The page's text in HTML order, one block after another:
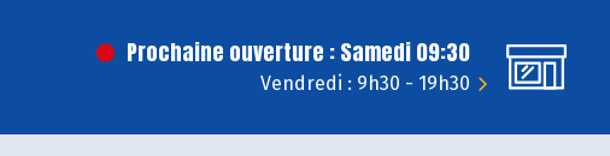
Prochaine ouverture : Samedi 09:30
Vendredi : 9h30 - 19h30